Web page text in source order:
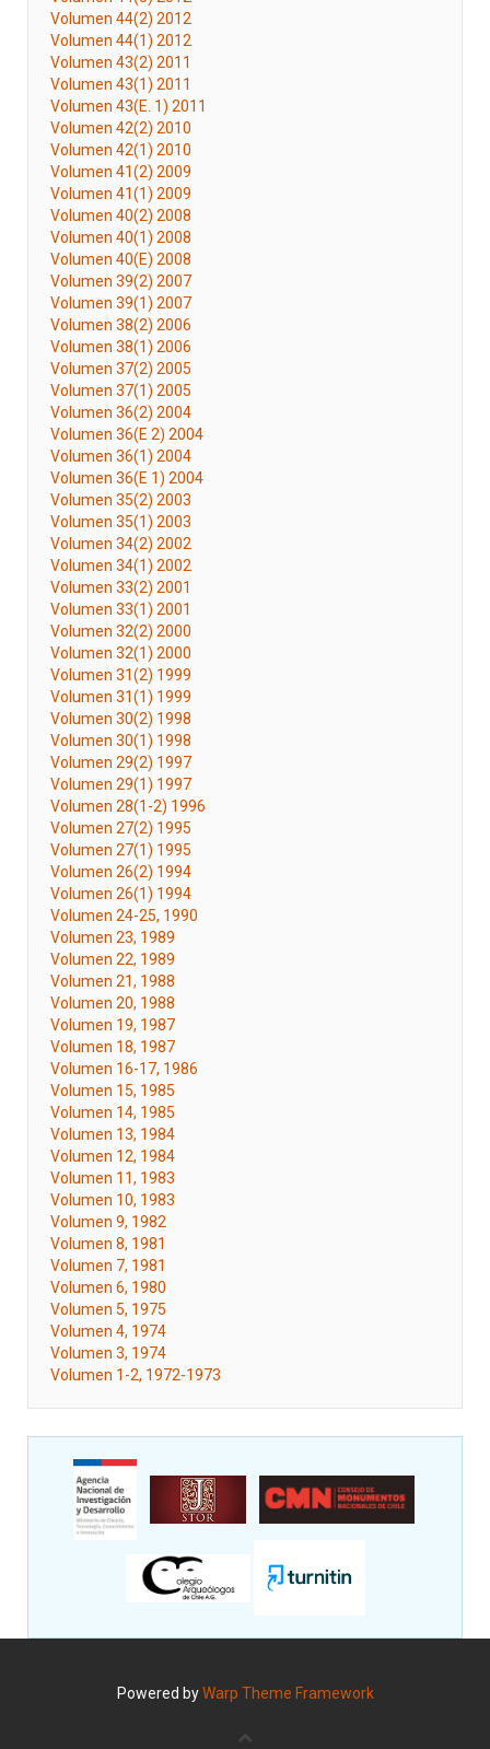
Volumen 44(2) 2012
Volumen 44(1) 2012
Volumen 43(2) 2011
Volumen 43(1) 2011
Volumen 43(E. 1) 2011
Volumen 42(2) 2010
Volumen 42(1) 2010
Volumen 41(2) 2009
Volumen 41(1) 2009
Volumen 40(2) 2008
Volumen 40(1) 2008
Volumen 40(E) 2008
Volumen 39(2) 2007
Volumen 39(1) 2007
Volumen 38(2) 2006
Volumen 38(1) 2006
Volumen 37(2) 2005
Volumen 37(1) 2005
Volumen 36(2) 2004
Volumen 36(E 2) 2004
Volumen 36(1) 2004
Volumen 36(E 1) 2004
Volumen 35(2) 2003
Volumen 35(1) 2003
Volumen 34(2) 2002
Volumen 34(1) 2002
Volumen 33(2) 2001
Volumen 33(1) 2001
Volumen 32(2) 2000
Volumen 32(1) 2000
Volumen 31(2) 1999
Volumen 31(1) 1999
Volumen 30(2) 1998
Volumen 30(1) 1998
Volumen 29(2) 1997
Volumen 29(1) 1997
Volumen 28(1-2) 1996
Volumen 27(2) 1995
Volumen 27(1) 1995
Volumen 26(2) 1994
Volumen 26(1) 1994
Volumen 24-25, 1990
Volumen 23, 1989
Volumen 22, 1989
Volumen 21, 1988
Volumen 20, 1988
Volumen 19, 1987
Volumen 18, 1987
Volumen 16-17, 1986
Volumen 15, 1985
Volumen 14, 1985
Volumen 13, 1984
Volumen 12, 1984
Volumen 11, 1983
Volumen 10, 1983
Volumen 9, 1982
Volumen 8, 1981
Volumen 7, 1981
Volumen 6, 1980
Volumen 5, 1975
Volumen 4, 1974
Volumen 3, 1974
Volumen 1-2, 1972-1973
Powered byWarp Theme Framework